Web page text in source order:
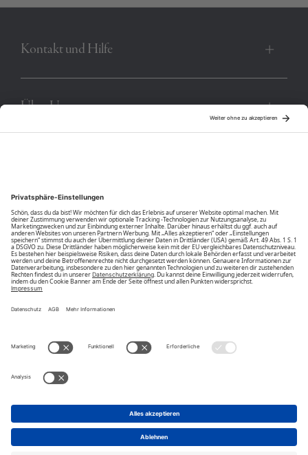
Kontakt und Hilfe
Über Uns
Unsere Vorteile
Unsere Partner
Bestellwiderruf